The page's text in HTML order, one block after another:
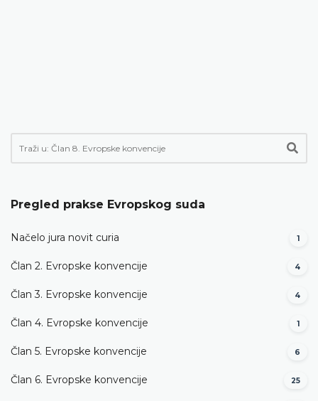
Pregled prakse Evropskog suda
Načelo jura novit curia 1
Član 2. Evropske konvencije 4
Član 3. Evropske konvencije 4
Član 4. Evropske konvencije 1
Član 5. Evropske konvencije 6
Član 6. Evropske konvencije 25